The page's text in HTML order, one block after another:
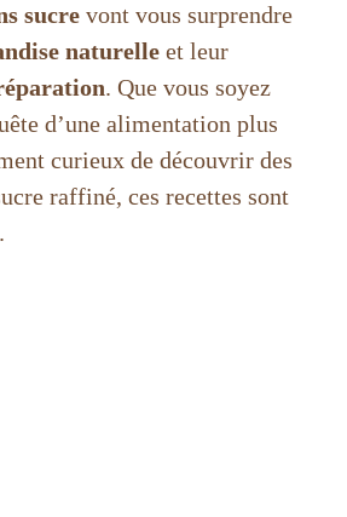
sucre vont vous surprendre
naturelle et leur
. Que vous soyez
d’une alimentation plus
curieux de découvrir des
raffiné, ces recettes sont